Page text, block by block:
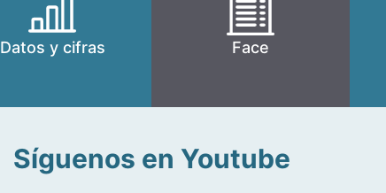
Datos y cifras Face
Síguenos en Youtube